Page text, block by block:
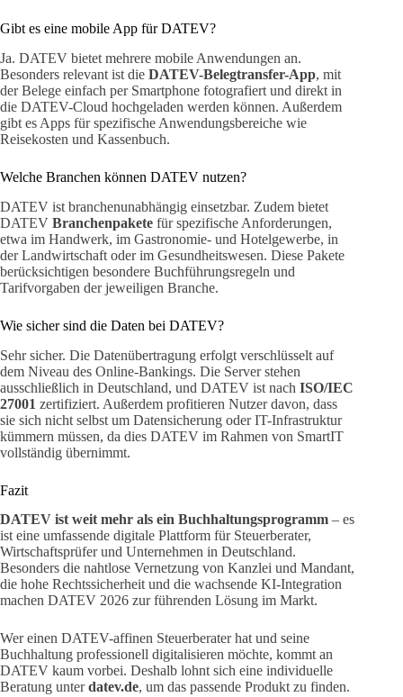
Gibt es eine mobile App für DATEV?
Ja. DATEV bietet mehrere mobile Anwendungen an.
Besonders relevant ist die DATEV-Belegtransfer-App, mit
der Belege einfach per Smartphone fotografiert und direkt in
die DATEV-Cloud hochgeladen werden können. Außerdem
gibt es Apps für spezifische Anwendungsbereiche wie
Reisekosten und Kassenbuch.
Welche Branchen können DATEV nutzen?
DATEV ist branchenunabhängig einsetzbar. Zudem bietet
DATEV Branchenpakete für spezifische Anforderungen,
etwa im Handwerk, im Gastronomie- und Hotelgewerbe, in
der Landwirtschaft oder im Gesundheitswesen. Diese Pakete
berücksichtigen besondere Buchführungsregeln und
Tarifvorgaben der jeweiligen Branche.
Wie sicher sind die Daten bei DATEV?
Sehr sicher. Die Datenübertragung erfolgt verschlüsselt auf
dem Niveau des Online-Bankings. Die Server stehen
ausschließlich in Deutschland, und DATEV ist nach ISO/IEC
27001 zertifiziert. Außerdem profitieren Nutzer davon, dass
sie sich nicht selbst um Datensicherung oder IT-Infrastruktur
kümmern müssen, da dies DATEV im Rahmen von SmartIT
vollständig übernimmt.
Fazit
DATEV ist weit mehr als ein Buchhaltungsprogramm – es
ist eine umfassende digitale Plattform für Steuerberater,
Wirtschaftsprüfer und Unternehmen in Deutschland.
Besonders die nahtlose Vernetzung von Kanzlei und Mandant,
die hohe Rechtssicherheit und die wachsende KI-Integration
machen DATEV 2026 zur führenden Lösung im Markt.
Wer einen DATEV-affinen Steuerberater hat und seine
Buchhaltung professionell digitalisieren möchte, kommt an
DATEV kaum vorbei. Deshalb lohnt sich eine individuelle
Beratung unterdatev.de, um das passende Produkt zu finden.